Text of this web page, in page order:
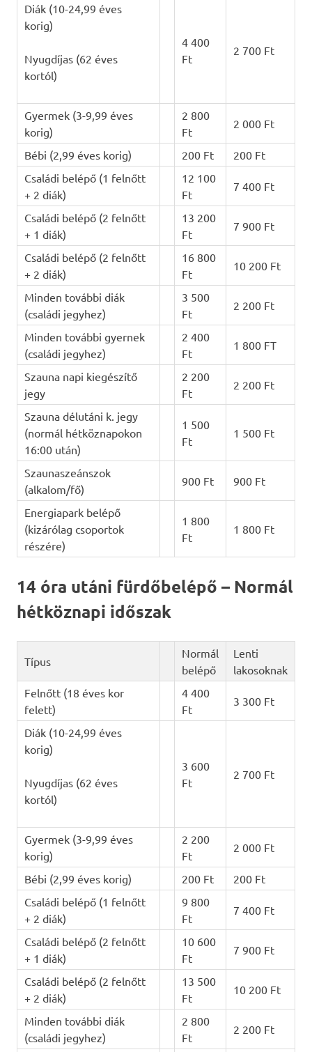
Diák (10-24,99 éves
korig)
Nyugdíjas (62 éves
kortól)
4 400
Ft
2 700 Ft
Gyermek (3-9,99 éves
korig)
2 800
Ft
2 000 Ft
Bébi (2,99 éves korig) 200 Ft
200 Ft
Családi belépő (1 felnőtt
+ 2 diák)
12 100
Ft
7 400 Ft
Családi belépő (2 felnőtt
+ 1 diák)
13 200
Ft
7 900 Ft
Családi belépő (2 felnőtt
+ 2 diák)
16 800
Ft
10 200 Ft
Minden további diák
(családi jegyhez)
3 500
Ft
2 200 Ft
Minden további gyernek
(családi jegyhez)
2 400
Ft
1 800 FT
Szauna napi kiegészítő
jegy
2 200
Ft
2 200 Ft
Szauna délutáni k. jegy
(normál hétköznapokon
16:00 után)
1 500
Ft
1 500 Ft
Szaunaszeánszok
(alkalom/fő)
900 Ft 900 Ft
Energiapark belépő
(kizárólag csoportok
részére)
1 800
Ft
1 800 Ft
14 óra utáni fürdőbelépő – Normál
hétköznapi időszak
Típus
Normál
belépő
Lenti
lakosoknak
Felnőtt (18 éves kor
felett)
4 400
Ft
3 300 Ft
Diák (10-24,99 éves
korig)
Nyugdíjas (62 éves
kortól)
3 600
Ft
2 700 Ft
Gyermek (3-9,99 éves
korig)
2 200
Ft
2 000 Ft
Bébi (2,99 éves korig) 200 Ft
200 Ft
Családi belépő (1 felnőtt
+ 2 diák)
9 800
Ft
7 400 Ft
Családi belépő (2 felnőtt
+ 1 diák)
10 600
Ft
7 900 Ft
Családi belépő (2 felnőtt
+ 2 diák)
13 500
Ft
10 200 Ft
Minden további diák
(családi jegyhez)
2 800
Ft
2 200 Ft